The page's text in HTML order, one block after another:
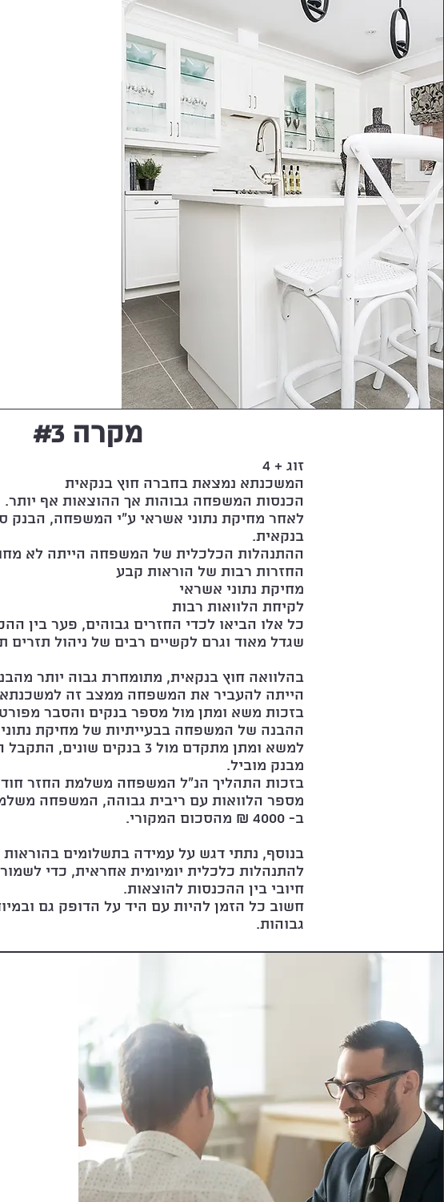
מקרה #3
זוג + 4
המשכנתא נמצאת בחברה חוץ בנקאית
הכנסות המשפחה גבוהות אך ההוצאות אף יותר.
לאחר מחיקת נתוני אשראי ע"י המשפחה, הבנק
בנקאית.
ההתנהלות הכלכלית של המשפחה הייתה לא
החזרות רבות של הוראות קבע
מחיקת נתוני אשראי
לקיחת הלוואות רבות
כל אלו הביאו לכדי החזרים גבוהים, פער בין
שגדל מאוד וגרם לקשיים רבים של ניהול תזרים
בהלוואה חוץ בנקאית, מתומחרת גבוה יותר
הייתה להעביר את המשפחה ממצב זה
בזכות משא ומתן מול מספר בנקים והסבר
ההבנה של המשפחה בבעייתיות של מחיקת
למשא ומתן מתקדם מול 3 בנקים
מבנק מוביל.
בזכות התהליך הנ"ל המשפחה משלמת החזר
מספר הלוואות עם ריבית גבוהה, המשפחה
ב- 4000 ₪ מהסכום המקורי.
בנוסף, נתתי דגש על עמידה בתשלומים בהוראות
להתנהלות כלכלית יומיומית אחראית, כדי לשמור
חיובי בין ההכנסות להוצאות.
חשוב כל הזמן להיות עם היד על הדופק גם
גבוהות.